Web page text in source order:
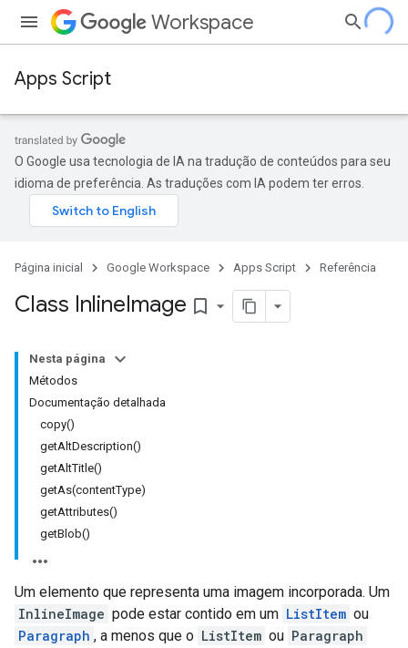
Workspace
Apps Script
O Google usa tecnologia de IA na tradução de conteúdos para seu
idioma de preferência. As traduções com IA podem ter erros.
Página inicial Google Workspace Apps Script Referência
Class InlineImage bookmark_border
Nesta página
Métodos
Documentação detalhada
copy()
getAltDescription()
getAltTitle()
getAs(contentType)
getAttributes()
getBlob()
Um elemento que representa uma imagem incorporada. Um
InlineImage pode estar contido em um ListItem ou
Paragraph , a menos que o ListItem ou Paragraph